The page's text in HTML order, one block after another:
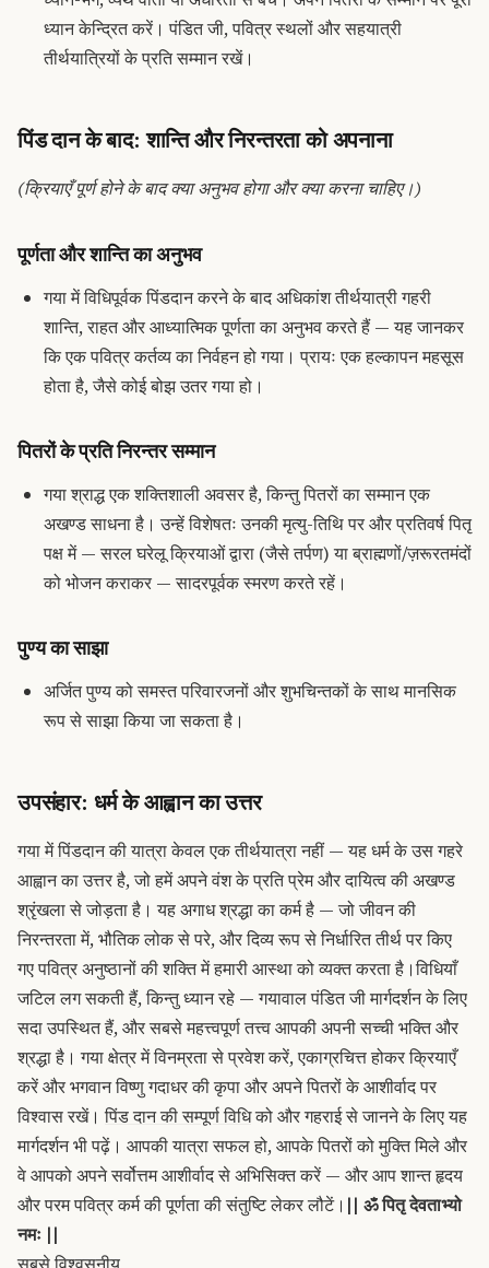
ध्यान केन्द्रित करें। पंडित जी, पवित्र स्थलों और सहयात्री
तीर्थयात्रियों के प्रति सम्मान रखें।
पिंड दान के बाद: शान्ति और निरन्तरता को अपनाना
(क्रियाएँ पूर्ण होने के बाद क्या अनुभव होगा और क्या करना चाहिए।)
पूर्णता और शान्ति का अनुभव
गया में विधिपूर्वक पिंडदान करने के बाद अधिकांश तीर्थयात्री गहरी
शान्ति, राहत और आध्यात्मिक पूर्णता का अनुभव करते हैं — यह जानकर
कि एक पवित्र कर्तव्य का निर्वहन हो गया। प्रायः एक हल्कापन महसूस
होता है, जैसे कोई बोझ उतर गया हो।
पितरों के प्रति निरन्तर सम्मान
गया श्राद्ध एक शक्तिशाली अवसर है, किन्तु पितरों का सम्मान एक
अखण्ड साधना है। उन्हें विशेषतः उनकी मृत्यु-तिथि पर और प्रतिवर्ष पितृ
पक्ष में — सरल घरेलू क्रियाओं द्वारा (जैसे तर्पण) या ब्राह्मणों/ज़रूरतमंदों
को भोजन कराकर — सादरपूर्वक स्मरण करते रहें।
पुण्य का साझा
अर्जित पुण्य को समस्त परिवारजनों और शुभचिन्तकों के साथ मानसिक
रूप से साझा किया जा सकता है।
उपसंहार: धर्म के आह्वान का उत्तर
गया में पिंडदान की यात्राकेवल एक तीर्थयात्रा नहीं — यह धर्म के उस गहरे
आह्वान का उत्तर है, जो हमें अपने वंश के प्रति प्रेम और दायित्व की अखण्ड
श्रृंखला से जोड़ता है। यह अगाध श्रद्धा का कर्म है — जो जीवन की
निरन्तरता में, भौतिक लोक से परे, और दिव्य रूप से निर्धारित तीर्थ पर किए
गए पवित्र अनुष्ठानों की शक्ति में हमारी आस्था को व्यक्त करता है।विधियाँ
जटिल लग सकती हैं, किन्तु ध्यान रहे — गयावाल पंडित जी मार्गदर्शन के लिए
सदा उपस्थित हैं, और सबसे महत्त्वपूर्ण तत्त्व आपकी अपनी सच्ची भक्ति और
श्रद्धा है। गया क्षेत्र में विनम्रता से प्रवेश करें, एकाग्रचित्त होकर क्रियाएँ
करें और भगवान विष्णु गदाधर की कृपा और अपने पितरों के आशीर्वाद पर
विश्वास रखें।पिंड दान की सम्पूर्ण विधिको और गहराई से जानने के लिए यह
मार्गदर्शन भी पढ़ें। आपकी यात्रा सफल हो, आपके पितरों को मुक्ति मिले और
वे आपको अपने सर्वोत्तम आशीर्वाद से अभिसिक्त करें — और आप शान्त हृदय
और परम पवित्र कर्म की पूर्णता की संतुष्टि लेकर लौटें। || ॐ पितृ देवताभ्यो
नमः ||